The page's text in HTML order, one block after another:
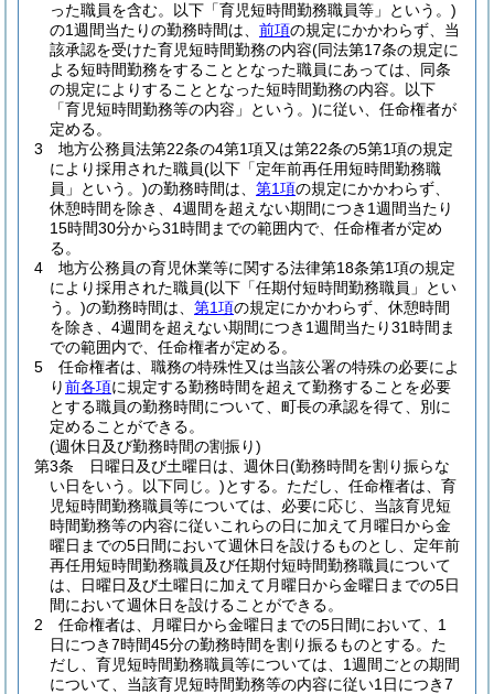
った職員を含む。以下「育児短時間勤務職員等」という。)
の1週間当たりの勤務時間は、 前項の規定にかかわらず、当
該承認を受けた育児短時間勤務の内容(同法第17条の規定に
よる短時間勤務をすることとなった職員にあっては、同条
の規定によりすることとなった短時間勤務の内容。以下
「育児短時間勤務等の内容」という。)に従い、任命権者が
定める。
3
地方公務員法第22条の4第1項又は第22条の5第1項の規定
により採用された職員(以下「定年前再任用短時間勤務職
員」という。)の勤務時間は、 第1項の規定にかかわらず、
休憩時間を除き、4週間を超えない期間につき1週間当たり
15時間30分から31時間までの範囲内で、任命権者が定め
る。
4
地方公務員の育児休業等に関する法律第18条第1項の規定
により採用された職員(以下「任期付短時間勤務職員」とい
う。)の勤務時間は、 第1項の規定にかかわらず、休憩時間
を除き、4週間を超えない期間につき1週間当たり31時間ま
での範囲内で、任命権者が定める。
5
任命権者は、職務の特殊性又は当該公署の特殊の必要によ
り前各項に規定する勤務時間を超えて勤務することを必要
とする職員の勤務時間について、町長の承認を得て、別に
定めることができる。
(週休日及び勤務時間の割振り)
第3条
日曜日及び土曜日は、週休日(勤務時間を割り振らな
い日をいう。以下同じ。)とする。 ただし、任命権者は、育
児短時間勤務職員等については、必要に応じ、当該育児短
時間勤務等の内容に従いこれらの日に加えて月曜日から金
曜日までの5日間において週休日を設けるものとし、定年前
再任用短時間勤務職員及び任期付短時間勤務職員について
は、日曜日及び土曜日に加えて月曜日から金曜日までの5日
間において週休日を設けることができる。
2
任命権者は、月曜日から金曜日までの5日間において、1
日につき7時間45分の勤務時間を割り振るものとする。 た
だし、育児短時間勤務職員等については、1週間ごとの期間
について、当該育児短時間勤務等の内容に従い1日につき7